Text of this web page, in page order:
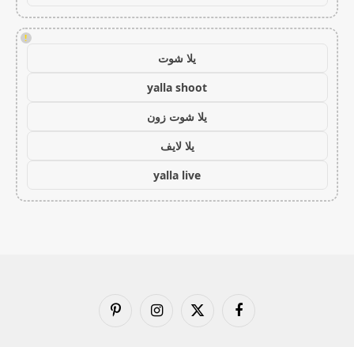
!
يلا شوت
yalla shoot
يلا شوت زون
يلا لايف
yalla live
فيسبوك
X
الانستغرامبينتيريست